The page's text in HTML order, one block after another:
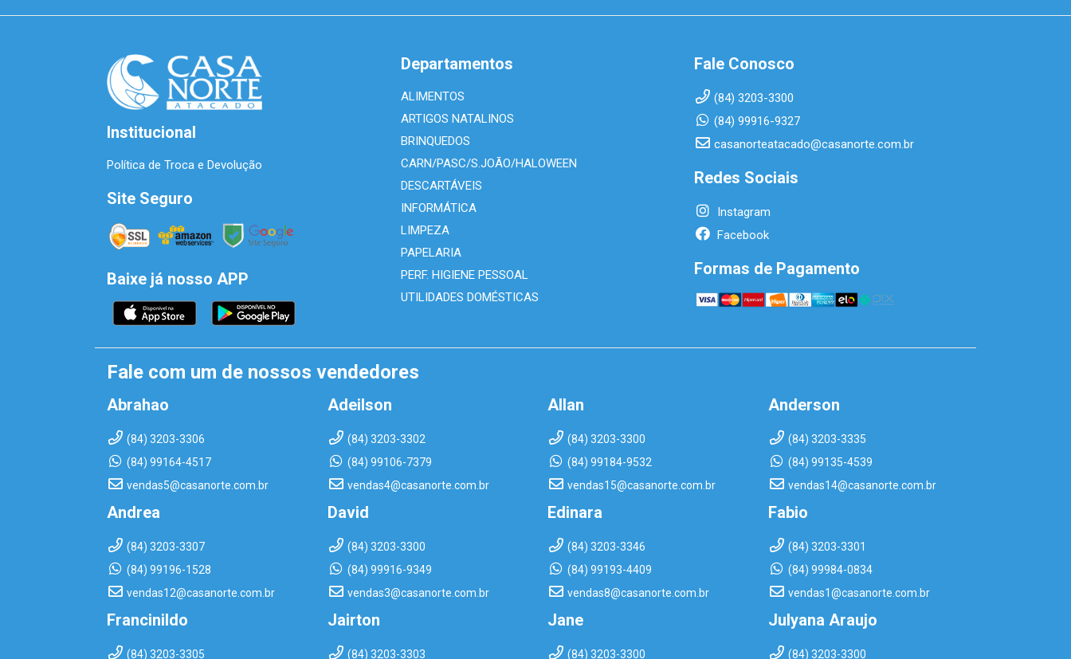
Institucional
Política de Troca e Devolução
Site Seguro
Baixe já nosso APP
Departamentos
ALIMENTOS
ARTIGOS NATALINOS
BRINQUEDOS
CARN/PASC/S.JOÃO/HALOWEEN
DESCARTÁVEIS
INFORMÁTICA
LIMPEZA
PAPELARIA
PERF. HIGIENE PESSOAL
UTILIDADES DOMÉSTICAS
Fale Conosco
(84) 3203-3300
(84) 99916-9327
casanorteatacado@casanorte.com.br
Redes Sociais
Instagram
Facebook
Formas de Pagamento
Fale com um de nossos vendedores
Abrahao
(84) 3203-3306
(84) 99164-4517
vendas5@casanorte.com.br
Adeilson
(84) 3203-3302
(84) 99106-7379
vendas4@casanorte.com.br
Allan
(84) 3203-3300
(84) 99184-9532
vendas15@casanorte.com.br
Anderson
(84) 3203-3335
(84) 99135-4539
vendas14@casanorte.com.br
Andrea
(84) 3203-3307
(84) 99196-1528
vendas12@casanorte.com.br
David
(84) 3203-3300
(84) 99916-9349
vendas3@casanorte.com.br
Edinara
(84) 3203-3346
(84) 99193-4409
vendas8@casanorte.com.br
Fabio
(84) 3203-3301
(84) 99984-0834
vendas1@casanorte.com.br
Francinildo
(84) 3203-3305
Jairton
(84) 3203-3303
Jane
(84) 3203-3300
Julyana Araujo
(84) 3203-3300